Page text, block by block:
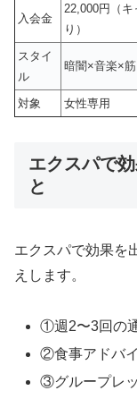
入会金
22,000円（
り）
スタイ
ル
暗闇×音楽×
対象
女性専用
エクスパで
と
エクスパで効果を
えします。
①週2〜3回の
②食事アドバ
③グループレ